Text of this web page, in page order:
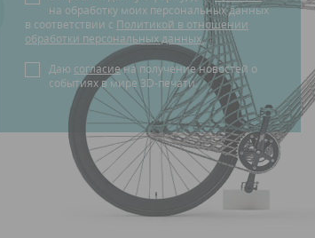
на обработку моих персональных данных
в соответствии с Политикой в отношении
обработки персональных данных.
Даю согласиена получение новостей о
событиях в мире 3D-печати.